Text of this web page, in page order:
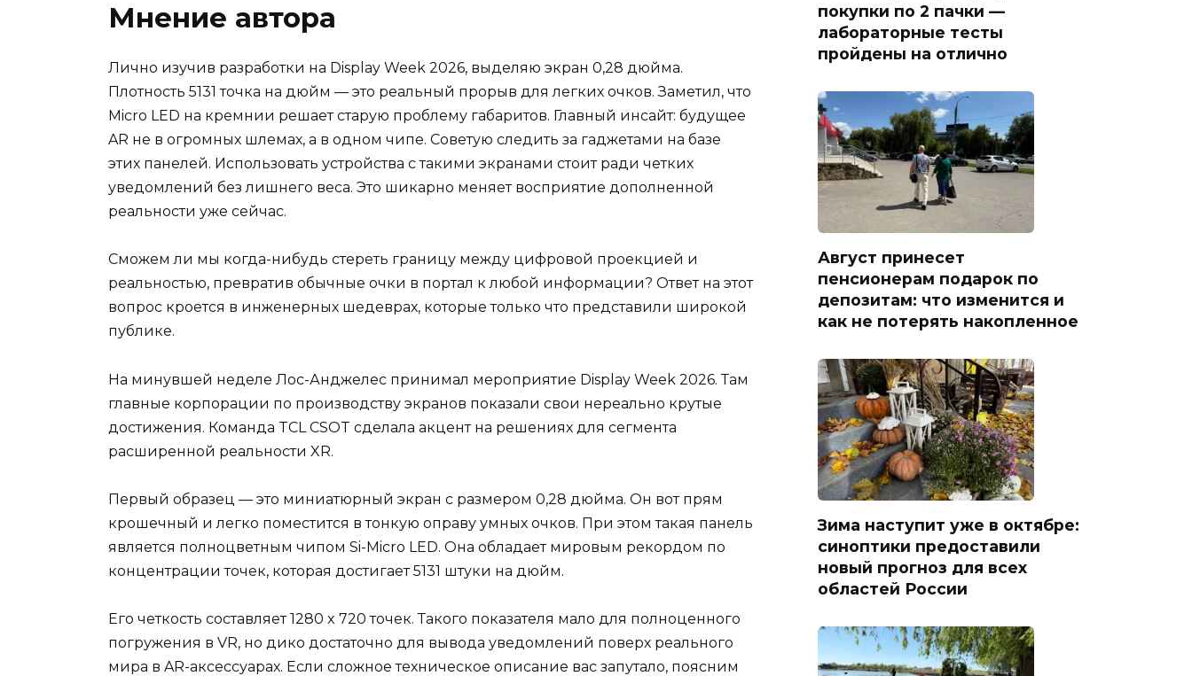
Мнение автора
Лично изучив разработки на Display Week 2026, выделяю экран 0,28 дюйма.
Плотность 5131 точка на дюйм — это реальный прорыв для легких очков. Заметил, что
Micro LED на кремнии решает старую проблему габаритов. Главный инсайт: будущее
AR не в огромных шлемах, а в одном чипе. Советую следить за гаджетами на базе
этих панелей. Использовать устройства с такими экранами стоит ради четких
уведомлений без лишнего веса. Это шикарно меняет восприятие дополненной
реальности уже сейчас.
Сможем ли мы когда-нибудь стереть границу между цифровой проекцией и
реальностью, превратив обычные очки в портал к любой информации? Ответ на этот
вопрос кроется в инженерных шедеврах, которые только что представили широкой
публике.
На минувшей неделе Лос-Анджелес принимал мероприятие Display Week 2026. Там
главные корпорации по производству экранов показали свои нереально крутые
достижения. Команда TCL CSOT сделала акцент на решениях для сегмента
расширенной реальности XR.
Первый образец — это миниатюрный экран с размером 0,28 дюйма. Он вот прям
крошечный и легко поместится в тонкую оправу умных очков. При этом такая панель
является полноцветным чипом Si-Micro LED. Она обладает мировым рекордом по
концентрации точек, которая достигает 5131 штуки на дюйм.
Его четкость составляет 1280 x 720 точек. Такого показателя мало для полноценного
погружения в VR, но дико достаточно для вывода уведомлений поверх реального
мира в AR-аксессуарах. Если сложное техническое описание вас запутало, поясним
покупки по 2 пачки —
лабораторные тесты
пройдены на отлично
Август принесет
пенсионерам подарок по
депозитам: что изменится и
как не потерять накопленное
Зима наступит уже в октябре:
синоптики предоставили
новый прогноз для всех
областей России